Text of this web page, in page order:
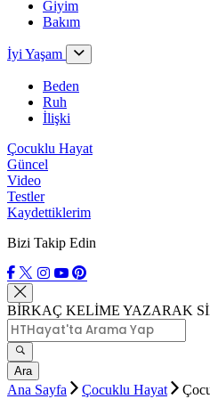
Giyim
Bakım
İyi Yaşam
Beden
Ruh
İlişki
Çocuklu Hayat
Güncel
Video
Testler
Kaydettiklerim
Bizi Takip Edin
BİRKAÇ KELİME YAZARAK
Ara
Ana Sayfa Çocuklu Hayat